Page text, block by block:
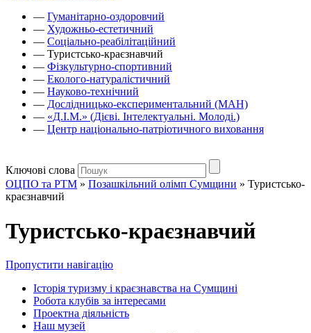
— Гуманітарно-оздоровчий
— Художньо-естетичний
— Соціально-реабілітаційний
— Туристсько-краєзнавчий
— Фізкультурно-спортивний
— Еколого-натуралістичний
— Науково-технічний
— Дослідницько-експериментальний (МАН)
— «Д.І.М.» (Дієві. Інтелектуальні. Молоді.)
— Центр національно-патріотичного виховання
Ключові слова
ОЦПО та РТМ » Позашкільний олімп Сумщини » Туристсько-
краєзнавчий
Туристсько-краєзнавчий
Пропустити навігацію
Історія туризму і краєзнавства на Сумщині
Робота клубів за інтересами
Проектна діяльність
Наш музей